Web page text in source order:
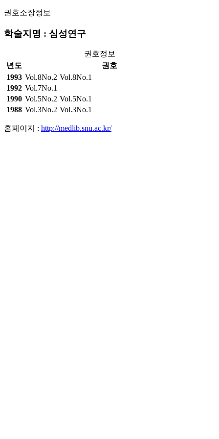
권호소장정보
학술지명 : 심성연구
권호정보
년도
권호
1993 Vol.8No.2 Vol.8No.1
1992 Vol.7No.1
1990 Vol.5No.2 Vol.5No.1
1988 Vol.3No.2 Vol.3No.1
홈페이지 : http://medlib.snu.ac.kr/